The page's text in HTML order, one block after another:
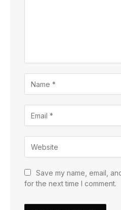
Save my name, email,
for the next time I comment.